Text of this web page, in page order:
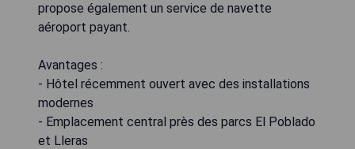
propose également un service de navette
aéroport payant.
Avantages :
- Hôtel récemment ouvert avec des installations
modernes
- Emplacement central près des parcs El Poblado
et Lleras